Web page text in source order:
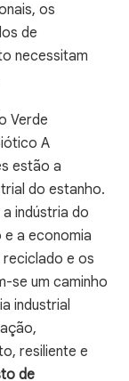
os
de
necessitam
Verde
A
estão a
do estanho.
indústria do
a economia
e os
se um caminho
industrial
resiliente e
de